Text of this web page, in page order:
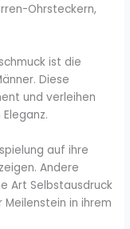
Ohrsteckern,
ist die
Diese
und verleihen
auf ihre
Andere
Art Selbstausdruck
in ihrem